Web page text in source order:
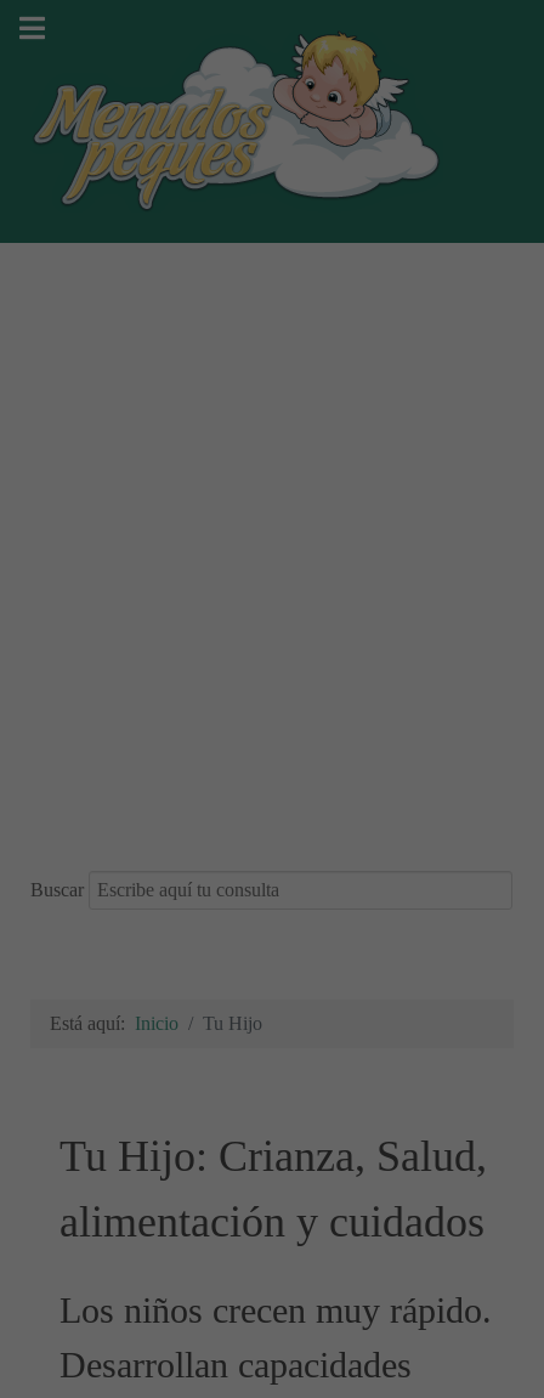
Buscar
Está aquí: Inicio Tu Hijo
Tu Hijo: Crianza, Salud,
alimentación y cuidados
Los niños crecen muy rápido.
Desarrollan capacidades